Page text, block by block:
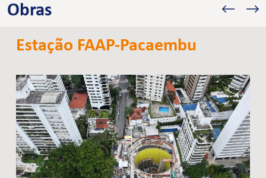
Obras
Estação FAAP-Pacaembu